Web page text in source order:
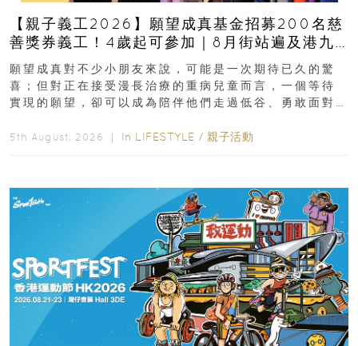
【親子義工2026】願望成真基金招募200名慈
善獎券義工！4歲起可參加｜8月街站遍及港九
新界
願望成真對不少小朋友來說，可能是一次期待已久的驚
喜；但對正在接受漫長治療的重病兒童而言，一個等待
實現的願望，卻可以成為陪伴他們走過低谷、勇敢面對
5th August, 2026 ｜ In LIFESTYLE / 親子活動